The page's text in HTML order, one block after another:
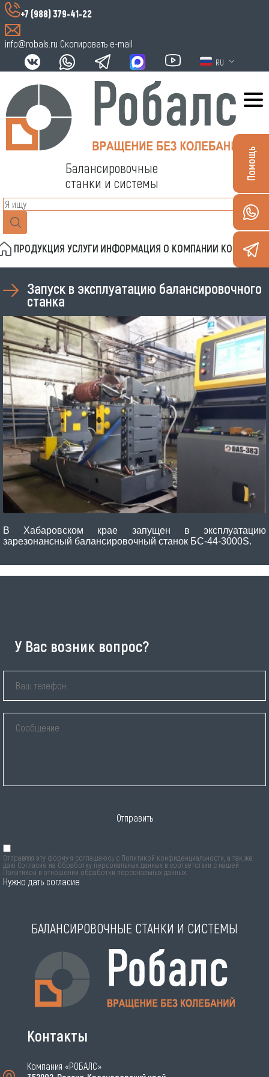
+7 (988) 379-41-22
info@robals.ru Скопировать e-mail
RU
Балансировочные
станки и системы
ПРОДУКЦИЯ УСЛУГИ ИНФОРМАЦИЯ О КОМПАНИИ КОНТАКТЫ
Запуск в эксплуатацию балансировочного
станка
В Хабаровском крае запущен в эксплуатацию
зарезонансный балансировочный станок БС-44-3000S.
У Вас возник вопрос?
Отправить
Отправляя эту форму я соглашаюсь с Политикой конфиденциальности , а так же
даю Согласие на Обработку персональных данных в соответствии с нашей
Политикой в отношении обработки персональных данных
Нужно дать согласие
БАЛАНСИРОВОЧНЫЕ СТАНКИ И СИСТЕМЫ
Контакты
Компания «РОБАЛС»
Помощь